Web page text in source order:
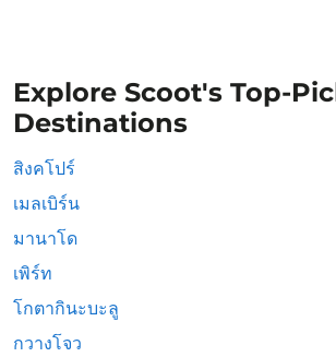
Explore Scoot's Top-
Destinations
สิงคโปร์
เมลเบิร์น
มานาโด
เพิร์ท
โกตากินะบะลู
กวางโจว